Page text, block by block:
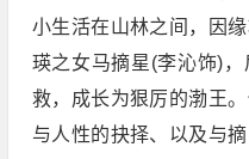
小生活在山林之间，因
瑛之女马摘星(李沁饰)
救，成长为狠厉的渤王
与人性的抉择、以及与